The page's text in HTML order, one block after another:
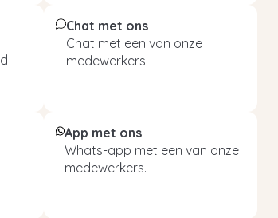
Chat met ons
Chat met een van onze
medewerkers
App met ons
Whats-app met een van onze
medewerkers.